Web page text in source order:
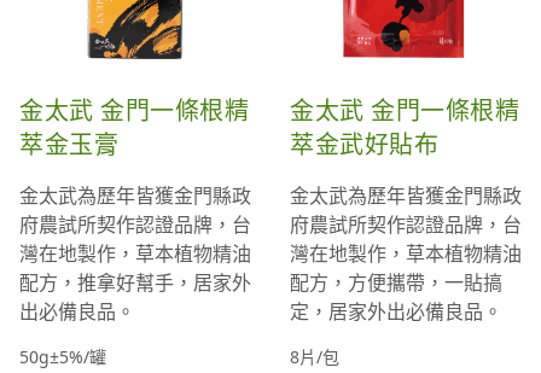
金太武 金門一條根精
萃金玉膏
金太武為歷年皆獲金門縣政
府農試所契作認證品牌，台
灣在地製作，草本植物精油
配方，推拿好幫手，居家外
出必備良品。
50g±5%/罐
金太武 金門一條根精
萃金武好貼布
金太武為歷年皆獲金門縣政
府農試所契作認證品牌，台
灣在地製作，草本植物精油
配方，方便攜帶，一貼搞
定，居家外出必備良品。
8片/包